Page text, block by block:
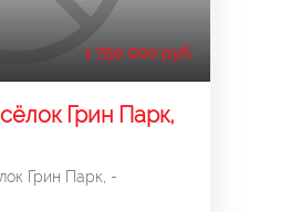
1 750 000 руб.
Грин Парк,
Грин Парк, -